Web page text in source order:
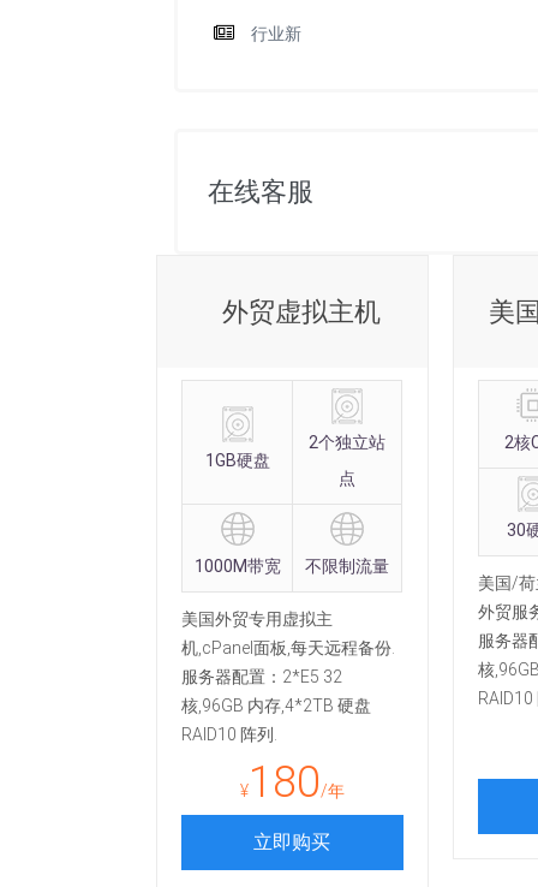
行业新
在线客服
外贸虚拟主机
1GB硬盘
2个独立站
点
1000M带宽 不限制流量
美国外贸专用虚拟主
机,cPanel面板,每天远程备份.
服务器配置：2*E5 32
核,96GB 内存,4*2TB 硬盘
RAID10 阵列.
¥180/年
立即购买
美
2核
30
美国/
外贸服
服务器
核
RAID10